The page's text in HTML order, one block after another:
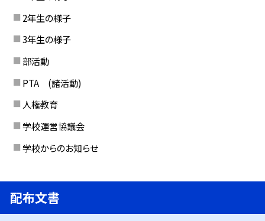
2年生の様子
3年生の様子
部活動
PTA (諸活動)
人権教育
学校運営協議会
学校からのお知らせ
配布文書